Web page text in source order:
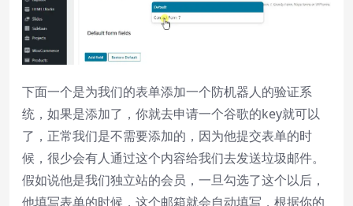
下面一个是为我们的表单添加一个防机器人的验证系
统，如果是添加了，你就去申请一个谷歌的key就可以
了，正常我们是不需要添加的，因为他提交表单的时
候，很少会有人通过这个内容给我们去发送垃圾邮件。
假如说他是我们独立站的会员，一旦勾选了这个以后，
他填写表单的时候，这个邮箱就会自动填写，根据你的